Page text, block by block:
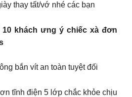
thay tất/vớ nhé các bạn
khách ưng ý chiếc xà đơn
bắn vít an toàn tuyệt đối
tĩnh điện 5 lớp chắc khỏe chịu